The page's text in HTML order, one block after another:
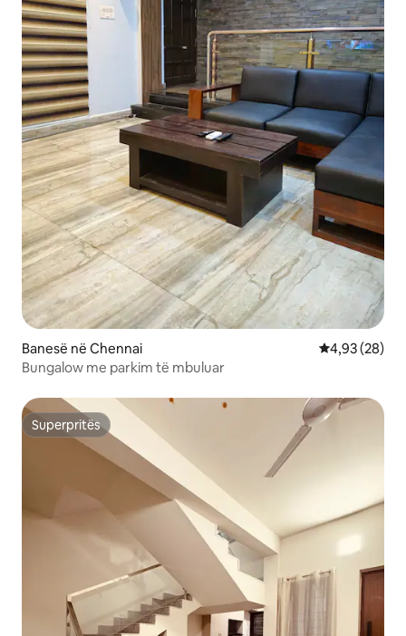
Banesë në Chennai Vlerësimi
4,93 (28)
Bungalow me parkim të mbuluar
Superpritës
Superpritës